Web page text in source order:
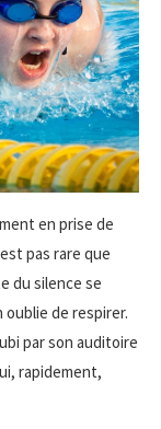
en prise de
pas rare que
du silence se
de respirer.
par son auditoire
rapidement,